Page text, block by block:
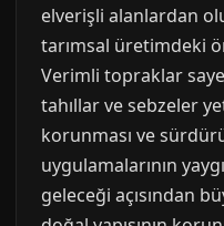
elverişli alanlardan
tarımsal üretimdeki
Verimli topraklar
tahıllar ve sebzeler
korunması ve
uygulamalarının
geleceği açısından